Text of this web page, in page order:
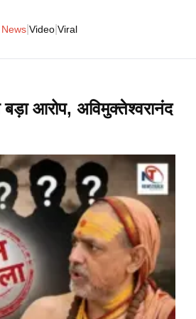
News Video Viral
आरोप, अविमुक्तेश्वरानंद